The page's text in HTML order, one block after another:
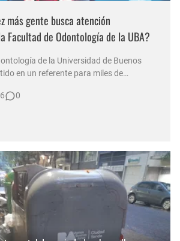
más gente busca atención
Facultad de Odontología de la UBA?
de la Universidad de Buenos
en un referente para miles de
adverso. Durante las vacaciones de
7:00 a.…
0